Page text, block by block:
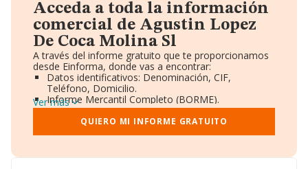
Acceda a toda la información
comercial de Agustin Lopez
De Coca Molina Sl
A través del informe gratuito que te proporcionamos
desde Einforma, donde vas a encontrar:
Datos identificativos: Denominación, CIF,
Teléfono, Domicilio.
Informe Mercantil Completo (BORME).
Gráficos de Evolución Ventas y Empleados.
Consejo de Administración y Administradores.
Directivos y Ejecutivos.
Ver más
QUIERO MI INFORME GRATUITO